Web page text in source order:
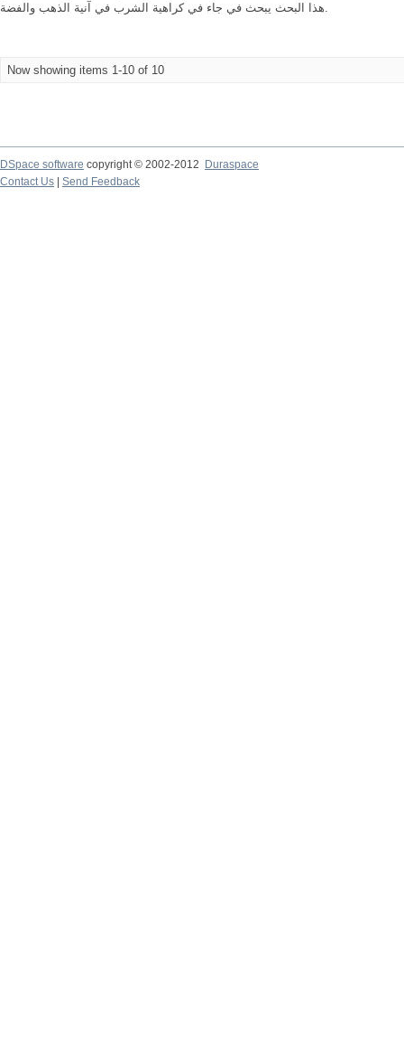
هذا البحث يبحث في جاء في كراهية الشرب في آنية الذهب والفضة.
Now showing items 1-10 of 10
DSpace software copyright © 2002-2012
Duraspace
Contact Us
Send Feedback